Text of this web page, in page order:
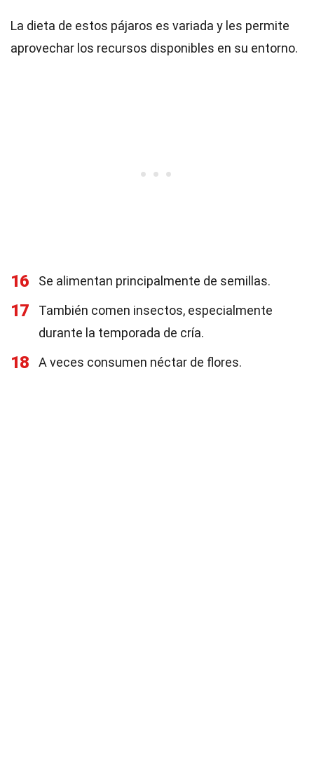
La dieta de estos pájaros es variada y les permite
aprovechar los recursos disponibles en su entorno.
16 Se alimentan principalmente de semillas.
17
También comen insectos, especialmente
durante la temporada de cría.
18 A veces consumen néctar de flores.